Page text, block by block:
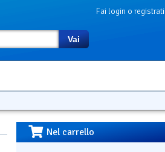
Fai login o registrati
Vai
Nel carrello